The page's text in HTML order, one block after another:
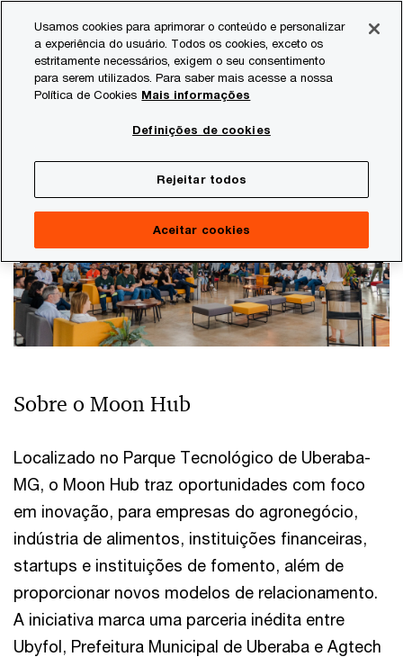
content
footer
Consultoria
Um marco no ecossistema de inovação do
agronegócio nacional
Sobre o Moon Hub
Localizado no Parque Tecnológico de Uberaba-
MG, o Moon Hub traz oportunidades com foco
em inovação, para empresas do agronegócio,
indústria de alimentos, instituições financeiras,
startups e instituições de fomento, além de
proporcionar novos modelos de relacionamento.
A iniciativa marca uma parceria inédita entre
Ubyfol, Prefeitura Municipal de Uberaba e Agtech
Usamos cookies para aprimorar o conteúdo e personalizar
a experiência do usuário. Todos os cookies, exceto os
estritamente necessários, exigem o seu consentimento
para serem utilizados. Para saber mais acesse a nossa
Política de Cookies Mais informações
Definições de cookies
Rejeitar todos
Aceitar cookies